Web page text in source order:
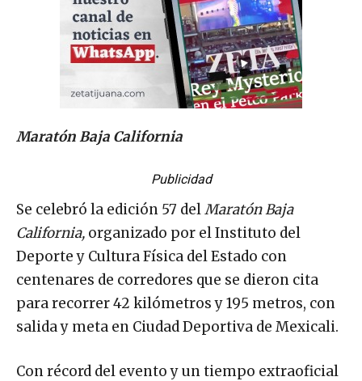
Maratón Baja California
Publicidad
Se celebró la edición 57 delMaratón Baja
California, organizado por el Instituto del
Deporte y Cultura Física del Estado con
centenares de corredores que se dieron cita
para recorrer 42 kilómetros y 195 metros, con
salida y meta en Ciudad Deportiva de Mexicali.
Con récord del evento y un tiempo extraoficial